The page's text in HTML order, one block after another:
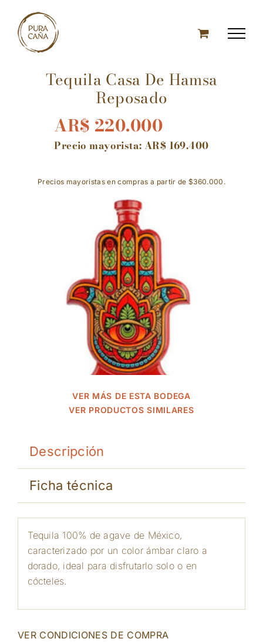
content
Tequila Casa De Hamsa
Reposado
AR$ 220.000
Precio mayorista:AR$ 169.400
Precios mayoristas en compras a partir de $360.000.
VER MÁS DE ESTA BODEGA
VER PRODUCTOS SIMILARES
Descripción
Ficha técnica
Tequila 100% de agave de México,
caracterizado por un color ámbar claro a
dorado, ideal para disfrutarlo solo o en
cócteles.
VER CONDICIONES DE COMPRA